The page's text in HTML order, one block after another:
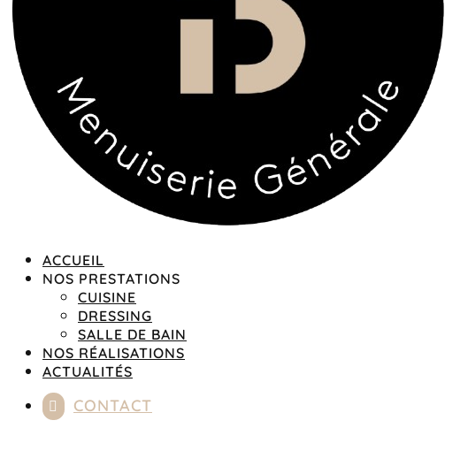
ACCUEIL
NOS PRESTATIONS
CUISINE
DRESSING
SALLE DE BAIN
NOS RÉALISATIONS
ACTUALITÉS
 CONTACT